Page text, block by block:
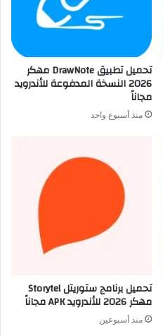
تحميل تطبيق DrawNote مهكر
2026 النسخة المدفوعة للأندرويد
مجاناً
منذ أسبوع واحد
تحميل برنامج ستوريتل Storytel
مهكر 2026 للأندرويد APK مجاناً
منذ أسبوعين